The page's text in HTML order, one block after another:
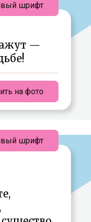
—
на фото
шрифт
шрифт